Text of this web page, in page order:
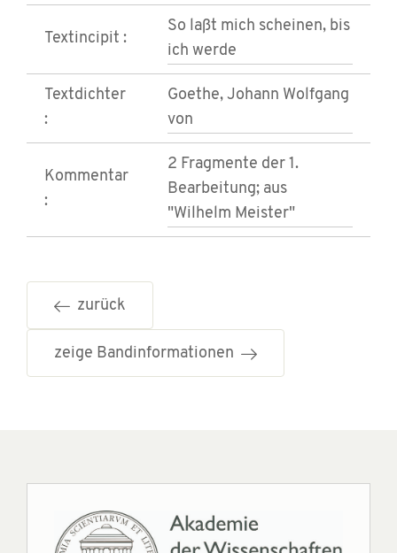
Textincipit :
So laßt mich scheinen, bis
ich werde
Textdichter
:
Goethe, Johann Wolfgang
von
Kommentar
:
2 Fragmente der 1.
Bearbeitung; aus
"Wilhelm Meister"
zurück
zeige Bandinformationen